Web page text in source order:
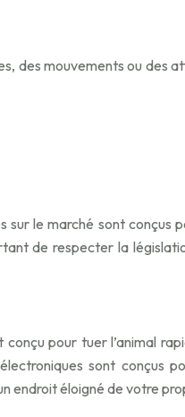
des mouvements ou des
le marché sont conçus
de respecter la
pour tuer l’animal
sont conçus
endroit éloigné de votre